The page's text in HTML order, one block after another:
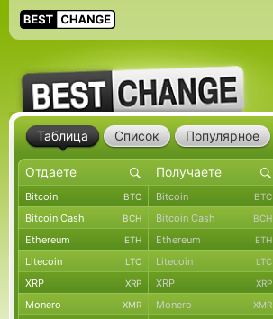
Таблица Список Популярное
Bitcoin BTC Bitcoin BTC
Bitcoin Cash BCH Bitcoin Cash BCH
Ethereum ETH Ethereum ETH
Litecoin LTC Litecoin LTC
XRP XRP XRP XRP
Monero XMR Monero XMR